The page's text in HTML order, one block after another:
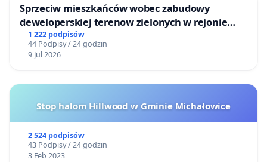
Sprzeciw mieszkańców wobec zabudowy
deweloperskiej terenow zielonych w rejonie
Bulwarów Straceńskich w Bielsku-Białej
1 222 podpisów
44 Podpisy / 24 godzin
9 Jul 2026
Stop halom Hillwood w Gminie Michałowice
2 524 podpisów
43 Podpisy / 24 godzin
3 Feb 2023